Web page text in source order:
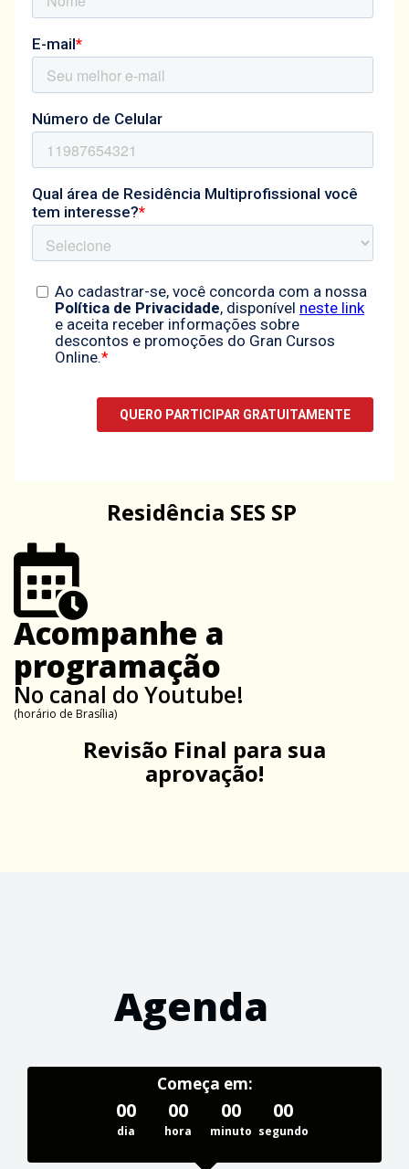
Residência SES SP
Acompanhe a
programação
No canal do Youtube!
(horário de Brasília)
Revisão Final para sua
aprovação!
Agenda
Começa em:
00
dia
00
hora
00
minuto
00
segundo